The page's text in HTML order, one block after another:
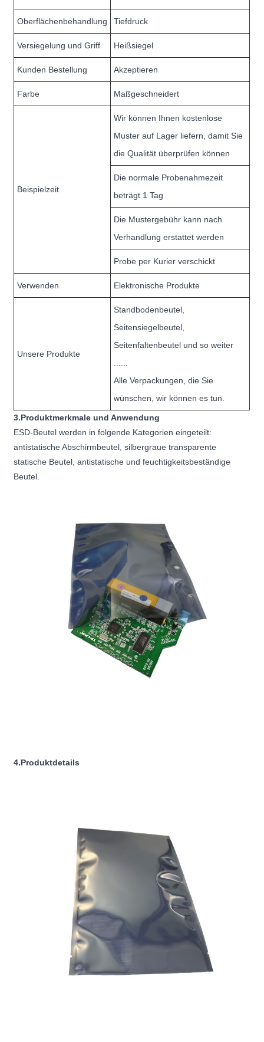
Oberflächenbehandlung Tiefdruck
Versiegelung und Griff Heißsiegel
Kunden Bestellung Akzeptieren
Farbe Maßgeschneidert
Beispielzeit
Wir können Ihnen kostenlose
Muster auf Lager liefern, damit Sie
die Qualität überprüfen können
Die normale Probenahmezeit
beträgt 1 Tag
Die Mustergebühr kann nach
Verhandlung erstattet werden
Probe per Kurier verschickt
Verwenden Elektronische Produkte
Unsere Produkte
Standbodenbeutel,
Seitensiegelbeutel,
Seitenfaltenbeutel und so weiter
......
Alle Verpackungen, die Sie
wünschen, wir können es tun.
3.Produktmerkmale und Anwendung
ESD-Beutel werden in folgende Kategorien eingeteilt:
antistatische Abschirmbeutel, silbergraue transparente
statische Beutel, antistatische und feuchtigkeitsbeständige
Beutel.
4.Produktdetails